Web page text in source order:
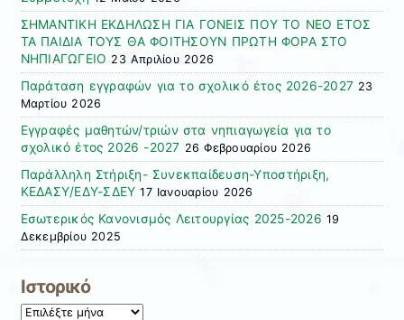
ΣΗΜΑΝΤΙΚΗ ΕΚΔΗΛΩΣΗ ΓΙΑ ΓΟΝΕΙΣ ΠΟΥ ΤΟ ΝΕΟ ΕΤΟΣ
ΤΑ ΠΑΙΔΙΑ ΤΟΥΣ ΘΑ ΦΟΙΤΗΣΟΥΝ ΠΡΩΤΗ ΦΟΡΑ ΣΤΟ
ΝΗΠΙΑΓΩΓΕΙΟ 23 Απριλίου 2026
Παράταση εγγραφών για το σχολικό έτος 2026-2027 23
Μαρτίου 2026
Εγγραφές μαθητών/τριών στα νηπιαγωγεία για το
σχολικό έτος 2026 -2027 26 Φεβρουαρίου 2026
Παράλληλη Στήριξη- Συνεκπαίδευση-Υποστήριξη,
ΚΕΔΑΣΥ/ΕΔΥ-ΣΔΕΥ 17 Ιανουαρίου 2026
Εσωτερικός Κανονισμός Λειτουργίας 2025-2026 19
Δεκεμβρίου 2025
Ιστορικό
Ιστορικό